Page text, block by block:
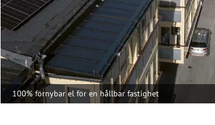
100% förnybar el för en hållbar fastighet